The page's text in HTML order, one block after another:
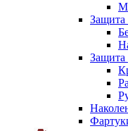
Защита
Защита